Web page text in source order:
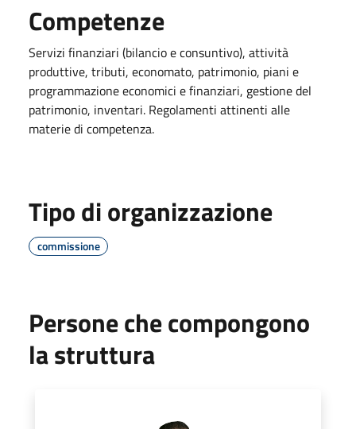
Competenze
Servizi finanziari (bilancio e consuntivo), attività
produttive, tributi, economato, patrimonio, piani e
programmazione economici e finanziari, gestione del
patrimonio, inventari. Regolamenti attinenti alle
materie di competenza.
Tipo di organizzazione
commissione
Persone che compongono
la struttura